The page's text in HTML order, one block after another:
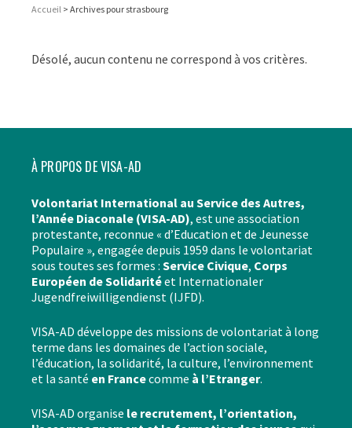
Accueil > Archives pour strasbourg
Désolé, aucun contenu ne correspond à vos critères.
À PROPOS DE VISA-AD
Volontariat International au Service des Autres,
l’Année Diaconale (VISA-AD), est une association
protestante, reconnue « d’Education et de Jeunesse
Populaire », engagée depuis 1959 dans le volontariat
sous toutes ses formes : Service Civique, Corps
Européen de Solidaritéet Internationaler
Jugendfreiwilligendienst (IJFD).
VISA-AD développe des missions de volontariat à long
terme dans les domaines de l’action sociale,
l’éducation, la solidarité, la culture, l’environnement
et la santé en Francecomme à l’Etranger.
VISA-AD organise le recrutement, l’orientation,